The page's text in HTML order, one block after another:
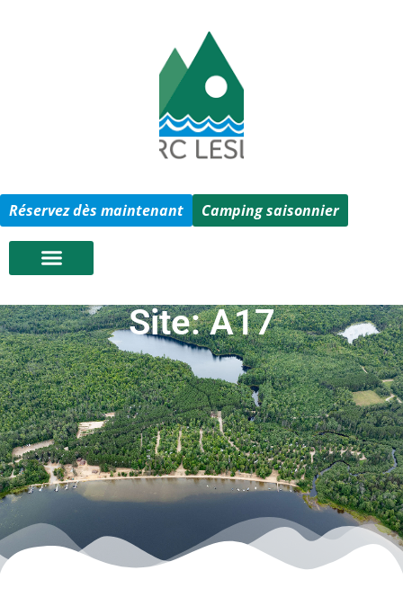
Réservez dès maintenant Camping saisonnier
Site: A17